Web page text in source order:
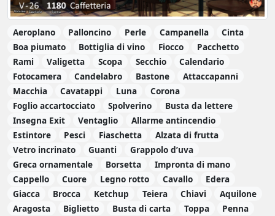
Aeroplano Palloncino Perle Campanella
Cinta
Boa piumato
Bottiglia di vino Fiocco
Pacchetto
Rami
Valigetta Scopa Secchio
Calendario
Fotocamera
Candelabro Bastone
Attaccapanni
Macchia
Cavatappi Luna
Corona
Foglio accartocciato
Spolverino
Busta da lettere
Insegna Exit
Ventaglio
Allarme antincendio
Estintore
Pesci Fiaschetta
Alzata di frutta
Vetro incrinato
Guanti
Grappolo d’uva
Greca ornamentale
Borsetta
Impronta di mano
Cappello
Cuore Legno rotto Cavallo
Edera
Giacca
Brocca Ketchup Teiera Chiavi
Aquilone
Aragosta
Biglietto Busta di carta Toppa
Penna